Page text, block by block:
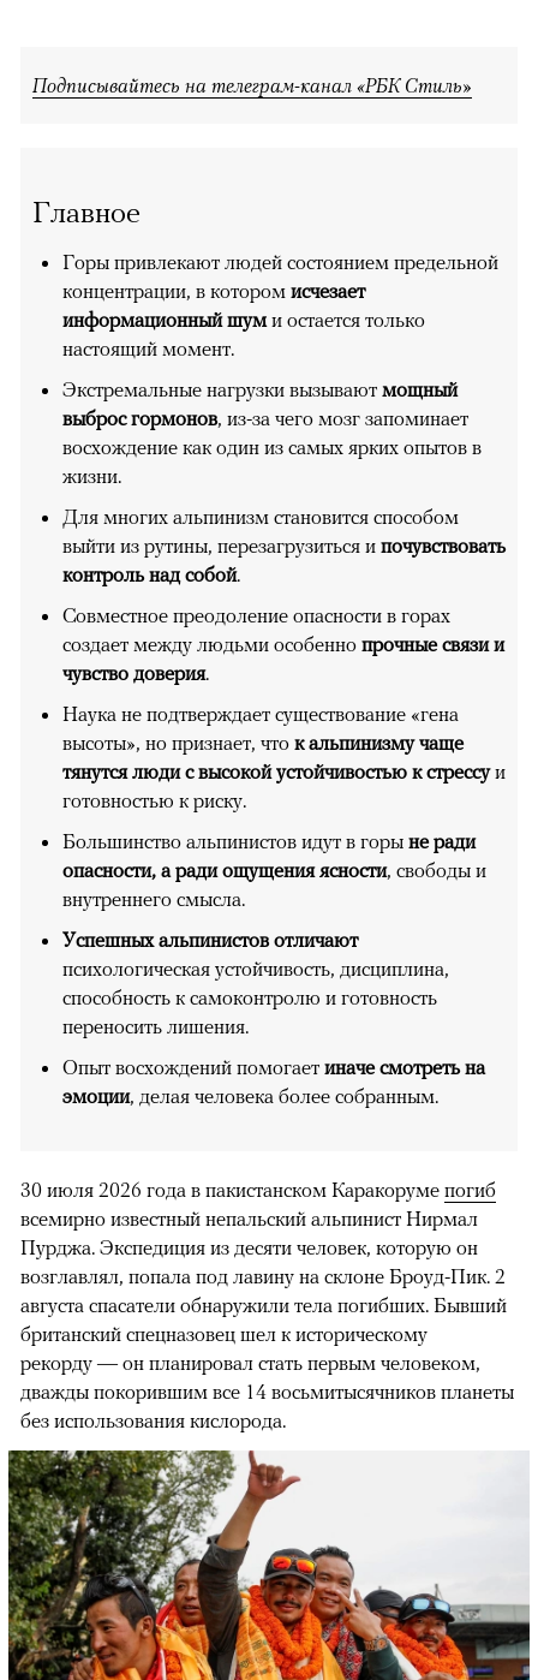
Подписывайтесь на телеграм-канал «РБК Стиль»
Главное
Горы привлекают людей состоянием предельной
концентрации, в котором исчезает
информационный шум и остается только
настоящий момент.
Экстремальные нагрузки вызывают мощный
выброс гормонов, из-за чего мозг запоминает
восхождение как один из самых ярких опытов в
жизни.
Для многих альпинизм становится способом
выйти из рутины, перезагрузиться и почувствовать
контроль над собой.
Совместное преодоление опасности в горах
создает между людьми особенно прочные связи и
чувство доверия.
Наука не подтверждает существование «гена
высоты», но признает, что к альпинизму чаще
тянутся люди с высокой устойчивостью к стрессуи
готовностью к риску.
Большинство альпинистов идут в горы не ради
опасности, а ради ощущения ясности, свободы и
внутреннего смысла.
Успешных альпинистов отличают
психологическая устойчивость, дисциплина,
способность к самоконтролю и готовность
переносить лишения.
Опыт восхождений помогает иначе смотреть на
эмоции, делая человека более собранным.
30 июля 2026 года в пакистанском Каракоруме погиб
всемирно известный непальский альпинист Нирмал
Пурджа. Экспедиция из десяти человек, которую он
возглавлял, попала под лавину на склоне Броуд-Пик. 2
августа спасатели обнаружили тела погибших. Бывший
британский спецназовец шел к историческому
рекорду — он планировал стать первым человеком,
дважды покорившим все 14 восьмитысячников планеты
без использования кислорода.